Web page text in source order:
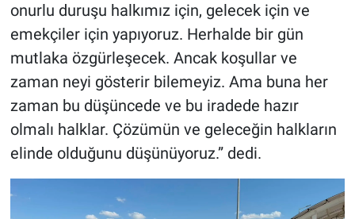
onurlu duruşu halkımız için, gelecek için ve
emekçiler için yapıyoruz. Herhalde bir gün
mutlaka özgürleşecek. Ancak koşullar ve
zaman neyi gösterir bilemeyiz. Ama buna her
zaman bu düşüncede ve bu iradede hazır
olmalı halklar. Çözümün ve geleceğin halkların
elinde olduğunu düşünüyoruz.” dedi.